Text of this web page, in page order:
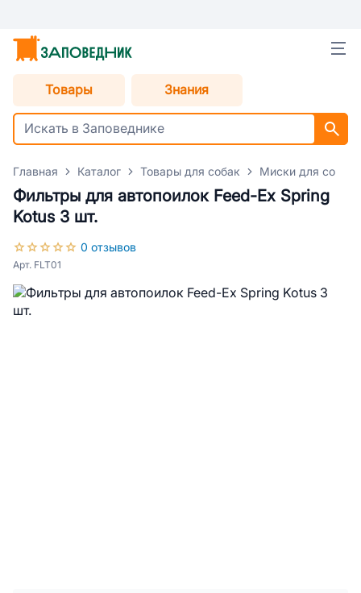
Товары Знания
Главная Каталог Товары для собак Миски для собак
Фильтры для автопоилок Feed-Ex Spring
Kotus 3 шт.
0 отзывов
Арт. FLT01